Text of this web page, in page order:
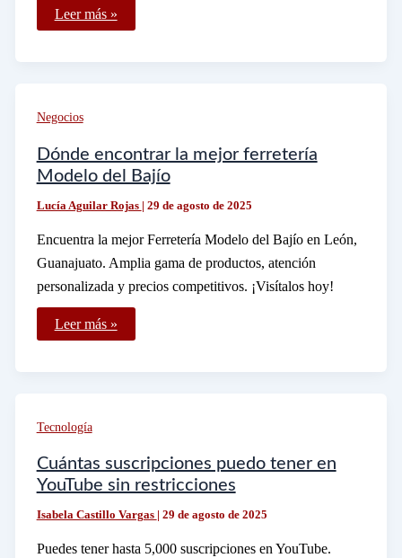
Es
posible
celular
el
aeropuerto
Leer más »
Negocios
Dónde encontrar la mejor ferretería
Modelo del Bajío
Lucía Aguilar Rojas | 29 de agosto de 2025
Encuentra la mejor Ferretería Modelo del Bajío en León,
Guanajuato. Amplia gama de productos, atención
personalizada y precios competitivos. ¡Visítalos hoy!
Dónde
encontrar
Bajío
Leer más »
Tecnología
Cuántas suscripciones puedo tener en
YouTube sin restricciones
Isabela Castillo Vargas | 29 de agosto de 2025
Puedes tener hasta 5,000 suscripciones en YouTube.